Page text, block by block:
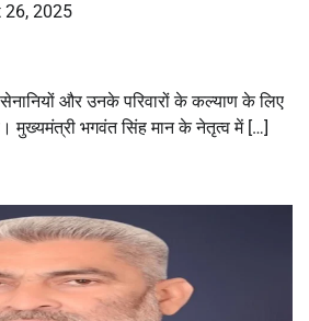
26, 2025
और उनके परिवारों के कल्याण के लिए
मुख्यमंत्री भगवंत सिंह मान के नेतृत्व में […]